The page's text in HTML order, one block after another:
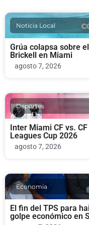
Noticia Local
Grúa colapsa sobre
Brickell en Miami
agosto 7, 2026
Deportes
Inter Miami CF vs.
Leagues Cup 2026
agosto 7, 2026
Economia
El fin del TPS para
golpe económico en